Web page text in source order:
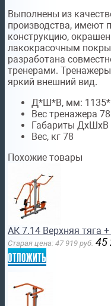
Выполнены из
производства, имеют
конструкцию,
лакокрасочным
разработана
тренерами.
яркий внешний вид.
Д*Ш*В, мм:
Вес тренажера 78
Габариты
Вес, кг 78
Похожие товары
АК 7.14 Верхняя тяга
Старая цена: 47 919 руб. 45
отложить